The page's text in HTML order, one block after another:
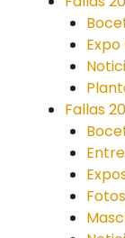
Fallas